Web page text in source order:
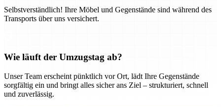
Selbstverständlich! Ihre Möbel und Gegenstände sind während des
Transports über uns versichert.
Wie läuft der Umzugstag ab?
Unser Team erscheint pünktlich vor Ort, lädt Ihre Gegenstände
sorgfältig ein und bringt alles sicher ans Ziel – strukturiert, schnell
und zuverlässig.